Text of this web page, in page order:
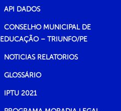
API DADOS
CONSELHO MUNICIPAL DE
EDUCAÇÃO – TRIUNFO/PE
NOTICIAS RELATORIOS
GLOSSÁRIO
IPTU 2021